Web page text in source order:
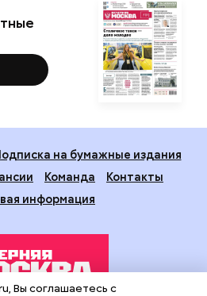
на бумажные издания
Команда
Контакты
информация
Вы соглашаетесь с